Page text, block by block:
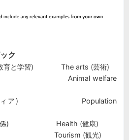
ク
(教育と学習) The arts (芸術)
(環境) Animal welfare
メディア) Population
間関係) Health (健康)
Tourism (観光)